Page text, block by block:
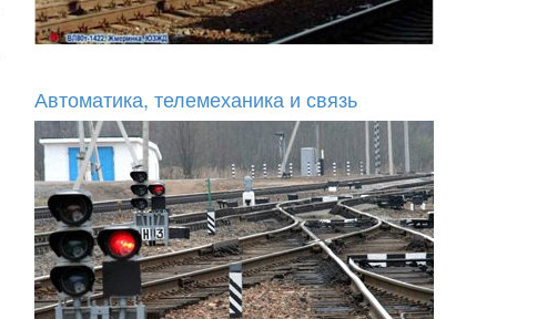
Автоматика, телемеханика и связь